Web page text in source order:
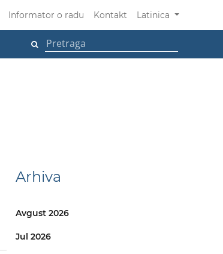
Informator o radu Kontakt Latinica
Arhiva
Avgust 2026
Jul 2026